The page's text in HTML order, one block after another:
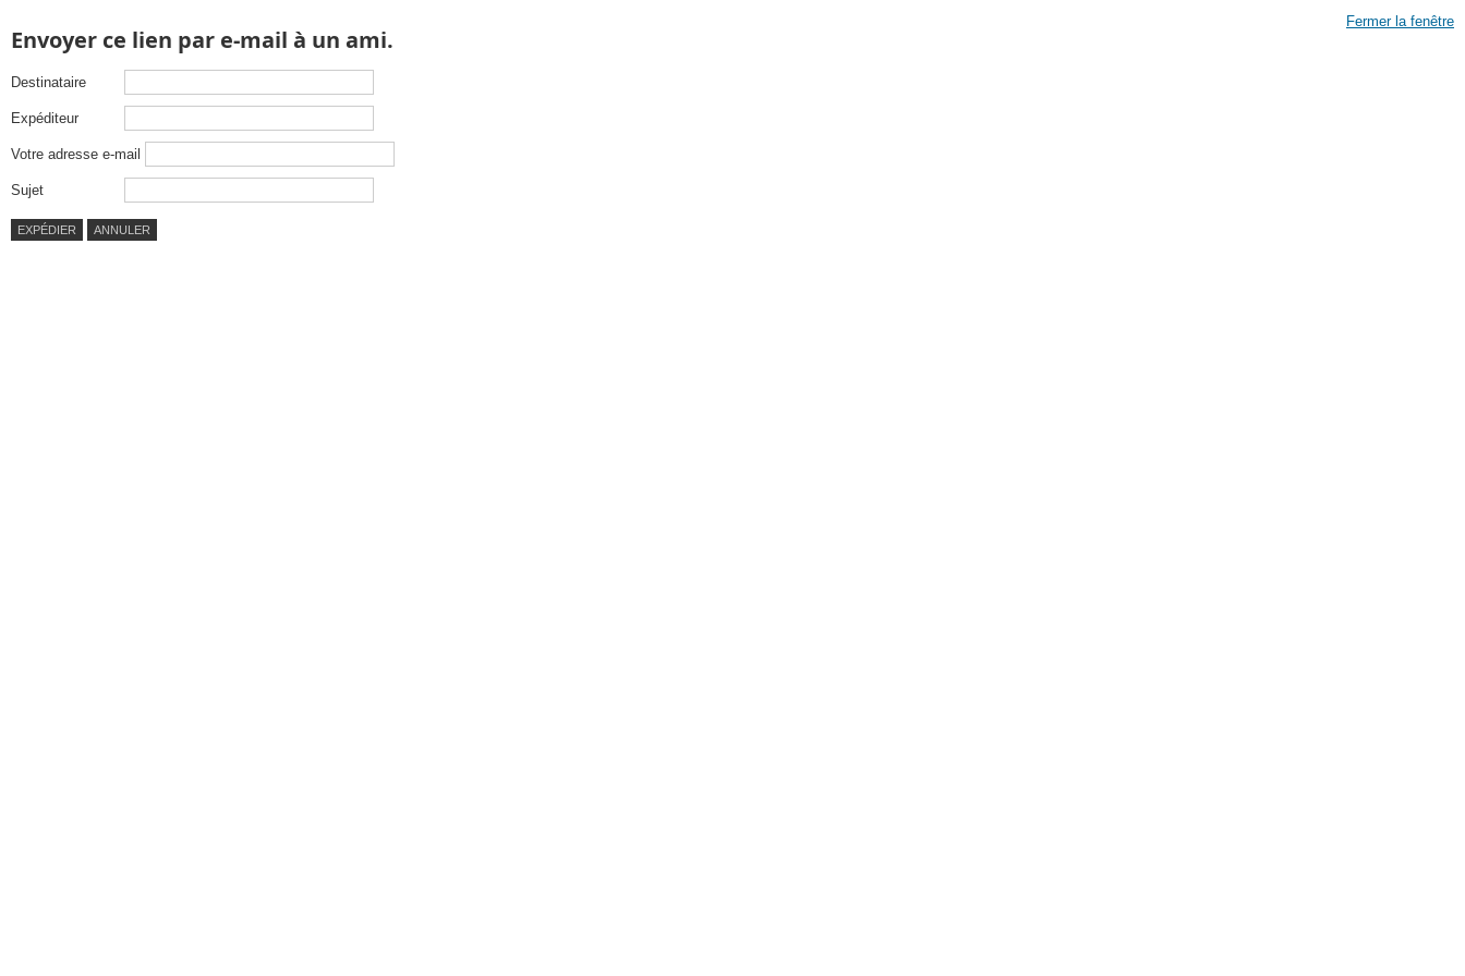
Envoyer ce lien par e-mail à un ami.
Fermer la fenêtre
Destinataire
Expéditeur
Votre adresse e-mail
Sujet
EXPÉDIER ANNULER